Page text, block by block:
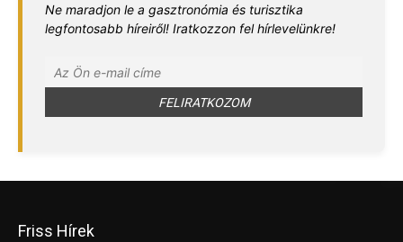
Ne maradjon le a gasztronómia és turisztika
legfontosabb híreiről! Iratkozzon fel hírlevelünkre!
Friss Hírek